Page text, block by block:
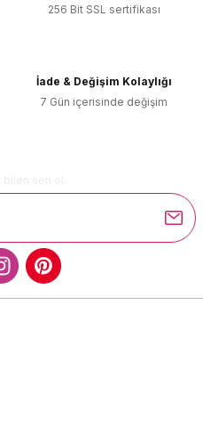
görüntülenemiyor.
pahalı.
olmalı.
256 Bit SSL sertifikası
İade & Değişim Kolaylığı
7 Gün içerisinde değişim